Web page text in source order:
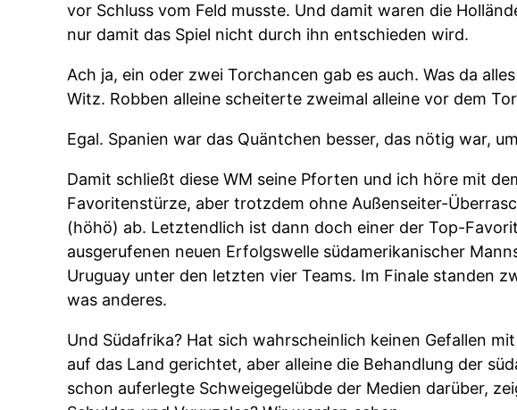
vor Schluss vom Feld musste. Und damit waren die
nur damit das Spiel nicht durch ihn entschieden wird.
Ach ja, ein oder zwei Torchancen gab es auch. Was da
Witz. Robben alleine scheiterte zweimal alleine vor dem
Egal. Spanien war das Quäntchen besser, das nötig war,
Damit schließt diese WM seine Pforten und ich höre mit
Favoritenstürze, aber trotzdem ohne Außenseiter-
(höhö) ab. Letztendlich ist dann doch einer der Top-
ausgerufenen neuen Erfolgswelle südamerikanischer
Uruguay unter den letzten vier Teams. Im Finale standen
was anderes.
Und Südafrika? Hat sich wahrscheinlich keinen Gefallen
auf das Land gerichtet, aber alleine die Behandlung der
schon auferlegte Schweigegelübde der Medien darüber,